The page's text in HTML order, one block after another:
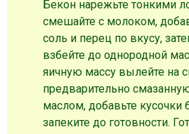
Бекон нарежьте тонкими
смешайте с молоком,
соль и перец по вкусу,
взбейте до однородной
яичную массу вылейте на
предварительно
маслом, добавьте кусочки
запеките до готовности.